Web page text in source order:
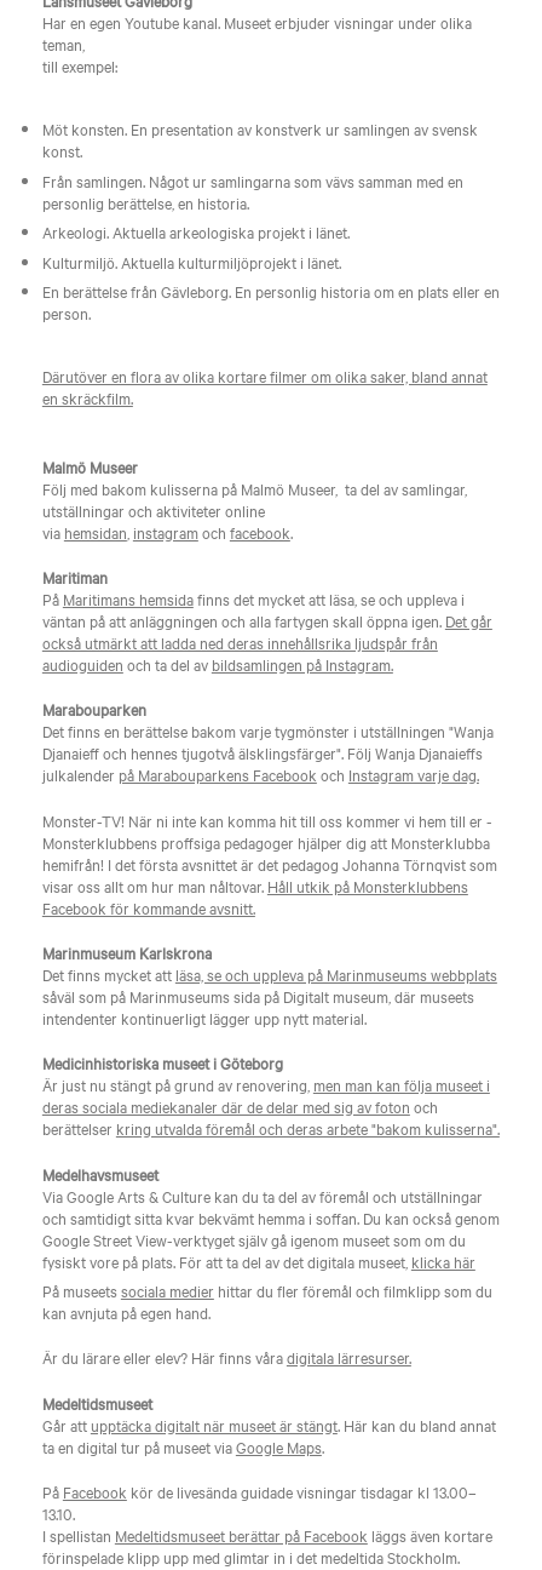
Har en egen Youtube kanal. Museet erbjuder visningar under olika
teman,
till exempel:
Möt konsten. En presentation av konstverk ur samlingen av svensk
konst.
Från samlingen. Något ur samlingarna som vävs samman med en
personlig berättelse, en historia.
Arkeologi. Aktuella arkeologiska projekt i länet.
Kulturmiljö. Aktuella kulturmiljöprojekt i länet.
En berättelse från Gävleborg. En personlig historia om en plats eller en
person.
Därutöver en flora av olika kortare filmer om olika saker, bland annat
en skräckfilm.
Malmö Museer
Följ med bakom kulisserna på Malmö Museer, ta del av samlingar,
utställningar och aktiviteter online
via hemsidan instagramoch facebook
Maritiman
På Maritimans hemsidafinns det mycket att läsa, se och uppleva i
väntan på att anläggningen och alla fartygen skall öppna igen. Det går
också utmärkt att ladda ned deras innehållsrika ljudspår från
audioguiden och ta del av bildsamlingen på Instagram.
Marabouparken
Det finns en berättelse bakom varje tygmönster i utställningen "Wanja
Djanaieff och hennes tjugotvå älsklingsfärger". Följ Wanja Djanaieffs
julkalender på Marabouparkens Facebook och Instagram varje dag.
Monster-TV! När ni inte kan komma hit till oss kommer vi hem till er -
Monsterklubbens proffsiga pedagoger hjälper dig att Monsterklubba
hemifrån! I det första avsnittet är det pedagog Johanna Törnqvist som
visar oss allt om hur man nåltovar. Håll utkik på Monsterklubbens
Facebook för kommande avsnitt.
Marinmuseum Karlskrona
Det finns mycket att läsa, se och uppleva på Marinmuseums webbplats
såväl som på Marinmuseums sida på Digitalt museum, där museets
intendenter kontinuerligt lägger upp nytt material.
Medicinhistoriska museet i Göteborg
Är just nu stängt på grund av renovering, men man kan följa museet i
deras sociala mediekanaler där de delar med sig av foton och
berättelser kring utvalda föremål och deras arbete "bakom kulisserna".
Medelhavsmuseet
Via Google Arts & Culture kan du ta del av föremål och utställningar
och samtidigt sitta kvar bekvämt hemma i soffan. Du kan också genom
Google Street View-verktyget själv gå igenom museet som om du
fysiskt vore på plats. För att ta del av det digitala museet, klicka här
På museetssociala medier hittar du fler föremål och filmklipp som du
kan avnjuta på egen hand.
Är du lärare eller elev? Här finns våradigitala lärresurser.
Medeltidsmuseet
Går att upptäcka digitalt när museet är stängt. Här kan du bland annat
ta en digital tur på museet viaGoogle Maps.
På Facebook kör de livesända guidade visningar tisdagar kl 13.00–
13.10.
I spellistan Medeltidsmuseet berättar på Facebook läggs även kortare
förinspelade klipp upp med glimtar in i det medeltida Stockholm.